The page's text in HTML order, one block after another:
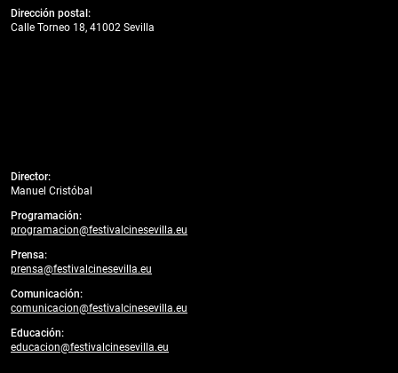
Dirección postal:
Calle Torneo 18, 41002 Sevilla
Director:
Manuel Cristóbal
Programación:
programacion@festivalcinesevilla.eu
Prensa:
prensa@festivalcinesevilla.eu
Comunicación:
comunicacion@festivalcinesevilla.eu
Educación:
educacion@festivalcinesevilla.eu